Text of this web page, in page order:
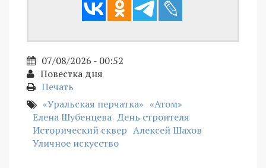
07/08/2026 - 00:52
Повестка дня
Печать
«Уральская перчатка» «Атом»
Елена Шубенцева День строителя
Исторический сквер Алексей Шахов
Уличное искусство